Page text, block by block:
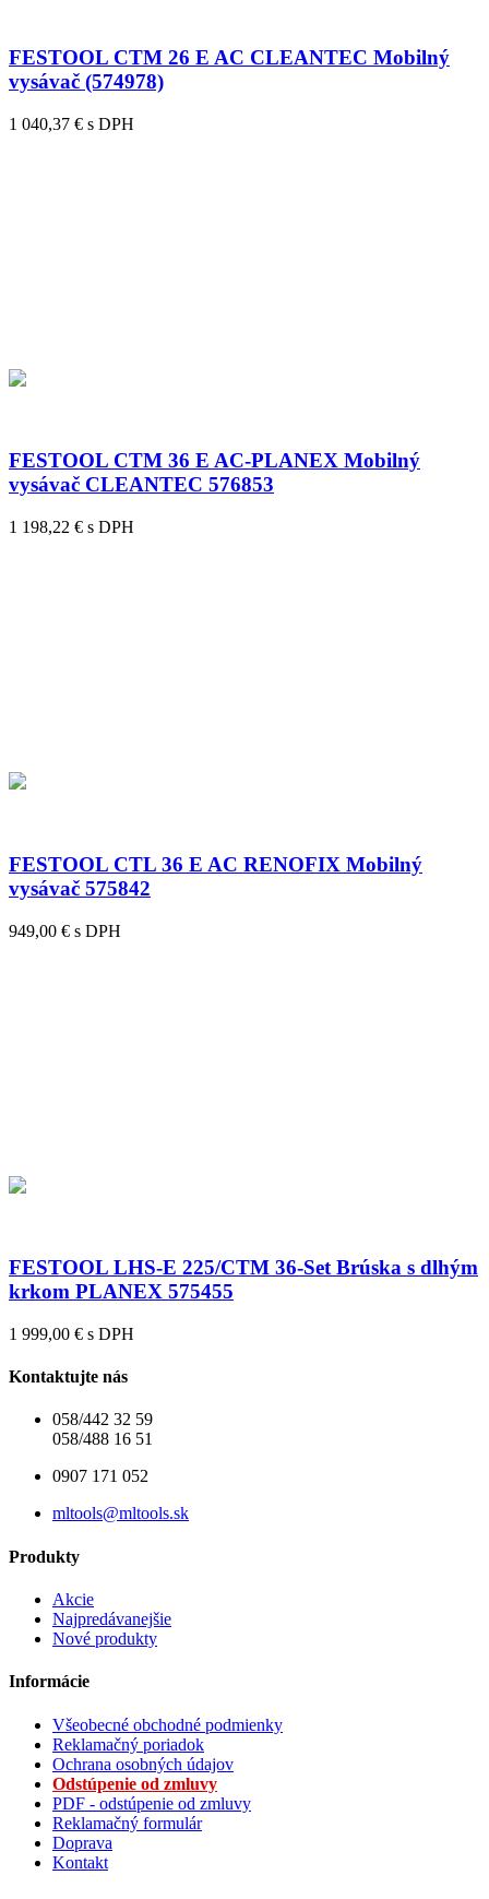
FESTOOL CTM 26 E AC CLEANTEC Mobilný
vysávač (574978)
1 040,37 € s DPH
FESTOOL CTM 36 E AC-PLANEX Mobilný
vysávač CLEANTEC 576853
1 198,22 € s DPH
FESTOOL CTL 36 E AC RENOFIX Mobilný
vysávač 575842
949,00 € s DPH
FESTOOL LHS-E 225/CTM 36-Set Brúska s dlhým
krkom PLANEX 575455
1 999,00 € s DPH
Kontaktujte nás
058/442 32 59
058/488 16 51
0907 171 052
mltools@mltools.sk
Produkty
Akcie
Najpredávanejšie
Nové produkty
Informácie
Všeobecné obchodné podmienky
Reklamačný poriadok
Ochrana osobných údajov
Odstúpenie od zmluvy
PDF - odstúpenie od zmluvy
Reklamačný formulár
Doprava
Kontakt